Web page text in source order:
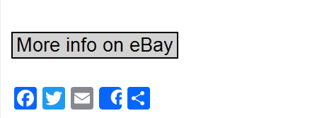
Facebook
Twitter
EmailShare